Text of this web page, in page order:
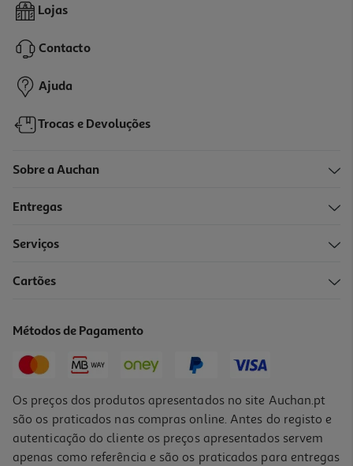
Lojas
Contacto
Ajuda
Trocas e Devoluções
Sobre a Auchan
Entregas
Serviços
Cartões
Métodos de Pagamento
Os preços dos produtos apresentados no site Auchan.pt
são os praticados nas compras online. Antes do registo e
autenticação do cliente os preços apresentados servem
apenas como referência e são os praticados para entregas